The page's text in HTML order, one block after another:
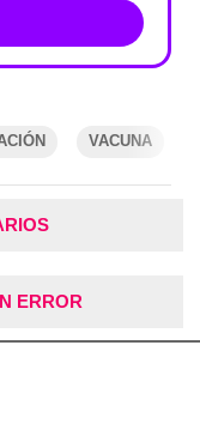
VACUNA
ERROR